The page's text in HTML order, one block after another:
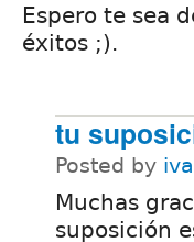
Espero te sea
éxitos ;).
tu
Posted by
Muchas
suposición